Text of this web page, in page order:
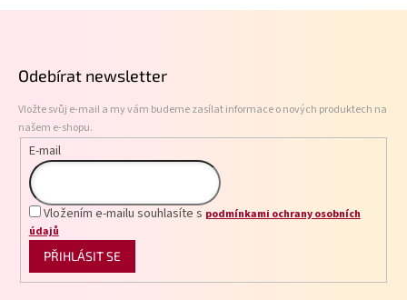
Odebírat newsletter
Vložte svůj e-mail a my vám budeme zasílat informace o nových produktech na
našem e-shopu.
E-mail
Vložením e-mailu souhlasíte s podmínkami ochrany osobních
údajů
PŘIHLÁSIT SE